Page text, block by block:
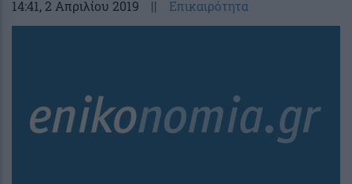
14:41, 2 Απριλίου 2019 || Επικαιρότητα